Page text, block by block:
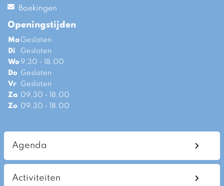
Boekingen
Openingstijden
Ma Gesloten
Di
Gesloten
Wo 9.30 - 18.00
Do Gesloten
Vr
Gesloten
Za 09.30 - 18.00
Zo 09.30 - 18.00
Agenda
Activiteiten